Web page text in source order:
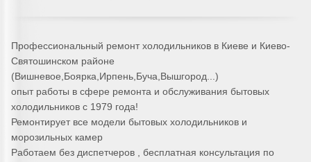
Профессиональный ремонт холодильников в Киеве и Киево-
Святошинском районе
(Вишневое,Боярка,Ирпень,Буча,Вышгород...)
опыт работы в сфере ремонта и обслуживания бытовых
холодильников с 1979 года!
Ремонтирует все модели бытовых холодильников и
морозильных камер
Работаем без диспетчеров , бесплатная консультация по